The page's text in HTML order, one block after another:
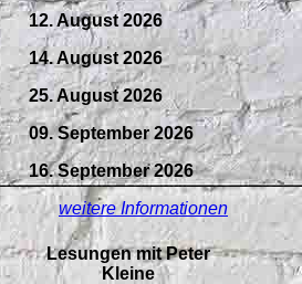
12. August 2026
14. August 2026
25. August 2026
09.September2026
16. September 2026
weitere Informationen
Lesungen mit Peter
Kleine